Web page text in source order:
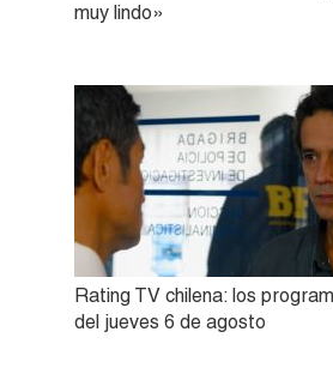
muy lindo»
Rating TV chilena: los
del jueves 6 de agosto